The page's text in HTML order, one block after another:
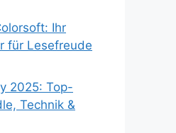
Ihr
für Lesefreude
2025: Top-
Technik &